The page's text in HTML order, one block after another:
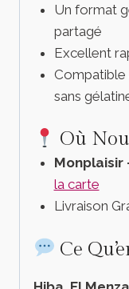
Un format
partagé
Excellent
Compatible
sans
Où
Monplaisir
la carte
Livraison
Ce